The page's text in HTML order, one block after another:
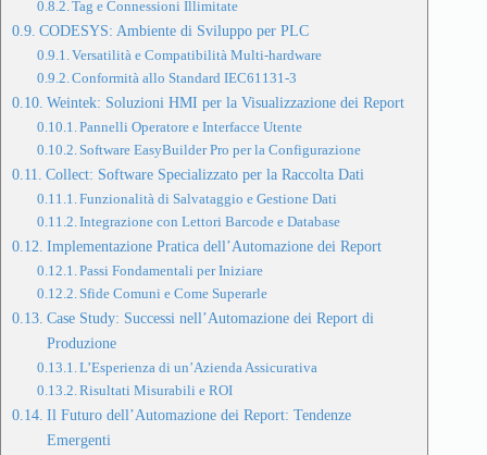
Tag e Connessioni Illimitate
CODESYS: Ambiente di Sviluppo per PLC
Versatilità e Compatibilità Multi-hardware
Conformità allo Standard IEC61131-3
Weintek: Soluzioni HMI per la Visualizzazione dei Report
Pannelli Operatore e Interfacce Utente
Software EasyBuilder Pro per la Configurazione
Collect: Software Specializzato per la Raccolta Dati
Funzionalità di Salvataggio e Gestione Dati
Integrazione con Lettori Barcode e Database
Implementazione Pratica dell’Automazione dei Report
Passi Fondamentali per Iniziare
Sfide Comuni e Come Superarle
Case Study: Successi nell’Automazione dei Report di
Produzione
L’Esperienza di un’Azienda Assicurativa
Risultati Misurabili e ROI
Il Futuro dell’Automazione dei Report: Tendenze
Emergenti